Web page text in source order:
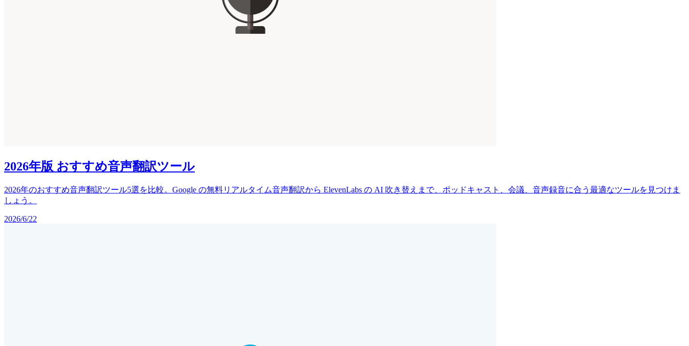
2026年版 おすすめ音声翻訳ツール
2026年のおすすめ音声翻訳ツール5選を比較。Google の無料リアルタイム音声翻訳から ElevenLabs の AI 吹き替えまで、ポッドキャスト、会議、音声録音に合う最適なツールを見つけま
しょう。
2026/6/22